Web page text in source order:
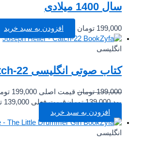
سال 1400 میلادی
199,000 تومان افزودن به سبد خرید
انگلیسی
کتاب صوتی انگلیسی Catch-22
199,000 تومان
قیمت اصلی
بود.139,000 تومانقیمت فعلی 139,000 تومان است.
افزودن به سبد خرید
انگلیسی